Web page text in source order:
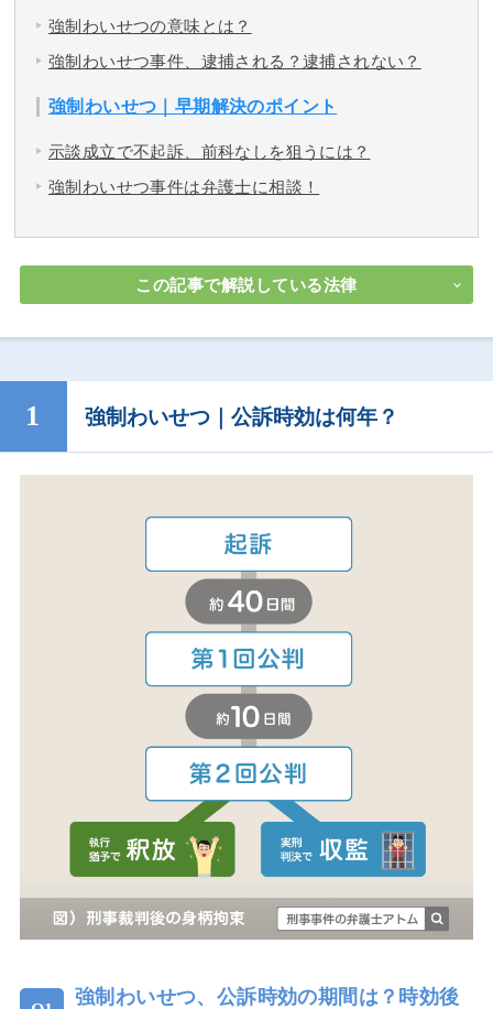
強制わいせつの意味とは？
強制わいせつ事件、逮捕される？逮捕されない？
強制わいせつ｜早期解決のポイント
示談成立で不起訴、前科なしを狙うには？
強制わいせつ事件は弁護士に相談！
この記事で解説している法律
強制わいせつ｜公訴時効は何年？
強制わいせつ、公訴時効の期間は？時効後